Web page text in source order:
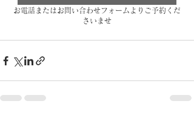
お電話またはお問い合わせフォームよりご予約くだ
さいませ